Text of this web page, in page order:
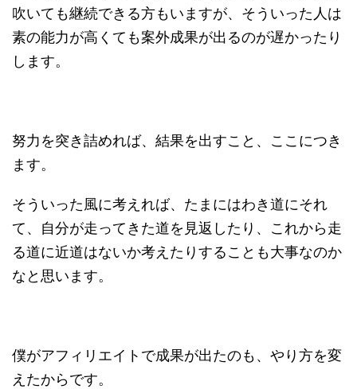
吹いても継続できる方もいますが、そういった人は
素の能力が高くても案外成果が出るのが遅かったり
します。
努力を突き詰めれば、結果を出すこと、ここにつき
ます。
そういった風に考えれば、たまにはわき道にそれ
て、自分が走ってきた道を見返したり、これから走
る道に近道はないか考えたりすることも大事なのか
なと思います。
僕がアフィリエイトで成果が出たのも、やり方を変
えたからです。